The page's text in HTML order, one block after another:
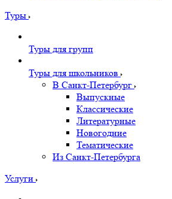
Туры
Туры для групп
Туры для школьников
В Санкт-Петербург
Выпускные
Классические
Литературные
Новогодние
Тематические
Из Санкт-Петербурга
Услуги